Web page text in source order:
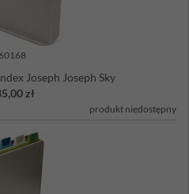
60168
Joseph Joseph Sky
zł
produkt niedostępny